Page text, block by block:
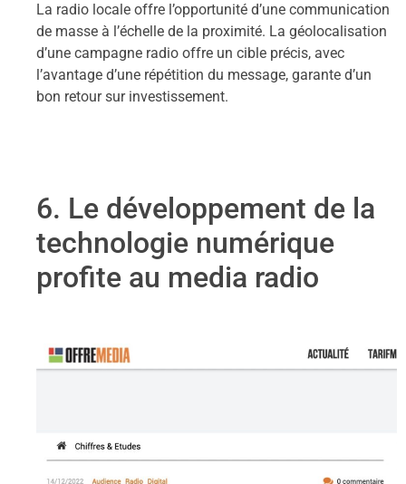
La radio locale offre l’opportunité d’une communication
de masse à l’échelle de la proximité. La géolocalisation
d’une campagne radio offre un cible précis, avec
l’avantage d’une répétition du message, garante d’un
bon retour sur investissement.
6. Le développement de la
technologie numérique
profite au media radio